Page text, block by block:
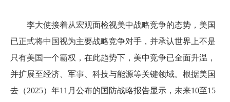
李大使接着从宏观面检视美中战略竞争的态势，美国
已正式将中国视为主要战略竞争对手，并承认世界上不是
只有美国一个霸权，在此趋势下，美中竞争已全面升温，
并扩展至经济、军事、科技与能源等关键领域。根据美国
去（2025）年11月公布的国防战略报告显示，未来10至15